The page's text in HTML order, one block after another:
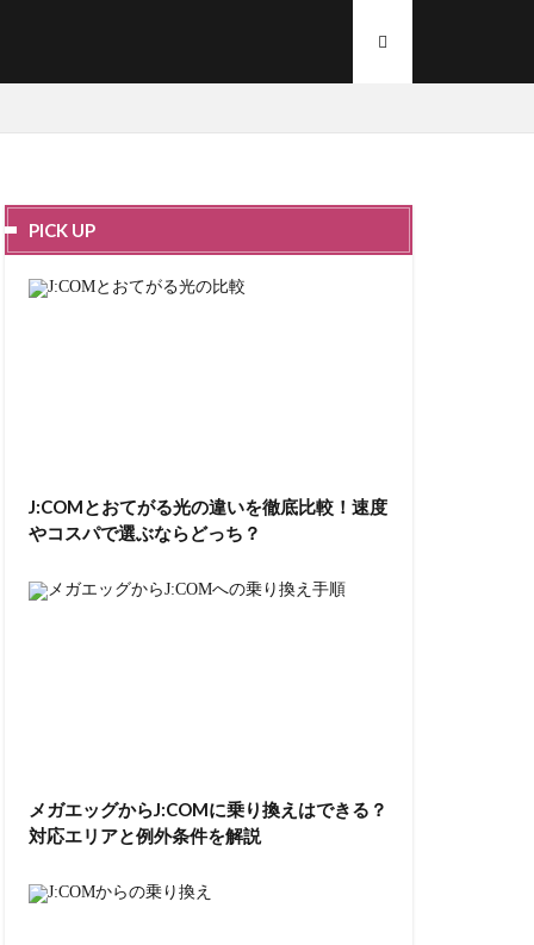
PICK UP
J:COMとおてがる光の違いを徹底比較！速度
やコスパで選ぶならどっち？
メガエッグからJ:COMに乗り換えはできる？
対応エリアと例外条件を解説